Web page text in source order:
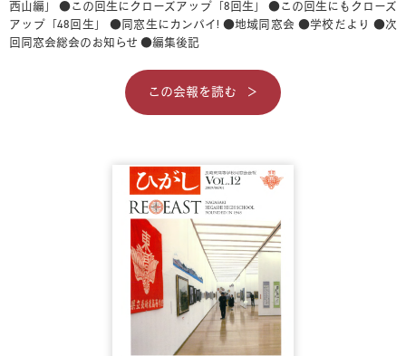
西山編」 ●この回生にクローズアップ「8回生」
●この回生にもクローズ
アップ「48回生」
●同窓生にカンパイ! ●地域同窓会 ●学校だより ●次
回同窓会総会のお知らせ ●編集後記
この会報を読む